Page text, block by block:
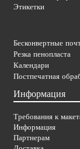
Этикетки
Бесконвертные
Резка пенопласта
Календари
Постпечатная
Информация
Требования к
Информация
Партнерам